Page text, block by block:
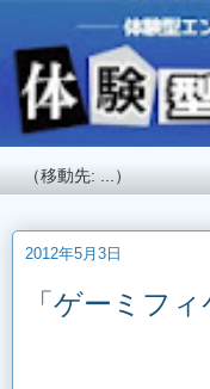
2012年5月3日
「ゲーミフ